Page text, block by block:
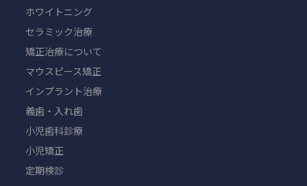
ホワイトニング
セラミック治療
矯正治療について
マウスピース矯正
インプラント治療
義歯・入れ歯
小児歯科診療
小児矯正
定期検診